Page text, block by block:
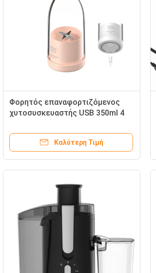
Φορητός επαναφορτιζόμενος
χυτοσυσκευαστής USB 350ml 4
ταξίδια
Καλύτερη Τιμή